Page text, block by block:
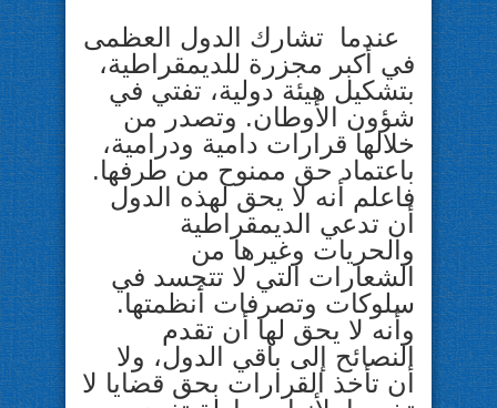
عندما تشارك الدول العظمى
في أكبر مجزرة للديمقراطية،
بتشكيل هيئة دولية، تفتي في
شؤون الأوطان. وتصدر من
خلالها قرارات دامية ودرامية،
باعتماد حق ممنوح من طرفها.
فاعلم أنه لا يحق لهذه الدول
أن تدعي الديمقراطية
والحريات وغيرها من
الشعارات التي لا تتجسد في
سلوكات وتصرفات أنظمتها.
وأنه لا يحق لها أن تقدم
النصائح إلى باقي الدول، ولا
أن تأخذ القرارات بحق قضايا لا